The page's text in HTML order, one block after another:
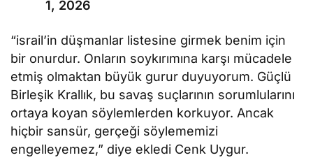
1, 2026
“israil’in düşmanlar listesine girmek benim için
bir onurdur. Onların soykırımına karşı mücadele
etmiş olmaktan büyük gurur duyuyorum. Güçlü
Birleşik Krallık, bu savaş suçlarının sorumlularını
ortaya koyan söylemlerden korkuyor. Ancak
hiçbir sansür, gerçeği söylememizi
engelleyemez,” diye ekledi Cenk Uygur.